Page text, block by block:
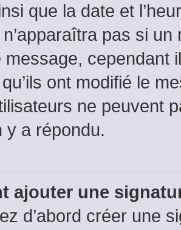
que la date et
pas si
message, cependant
ont modifié le
ne peuvent
y a répondu.
ajouter une
d’abord créer une